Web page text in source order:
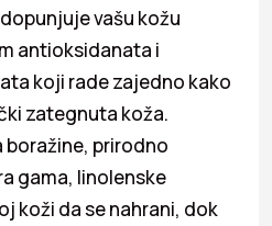
vašu kožu
antioksidanata i
koji rade zajedno kako
zategnuta koža.
boražine, prirodno
gama, linolenske
koži da se nahrani, dok